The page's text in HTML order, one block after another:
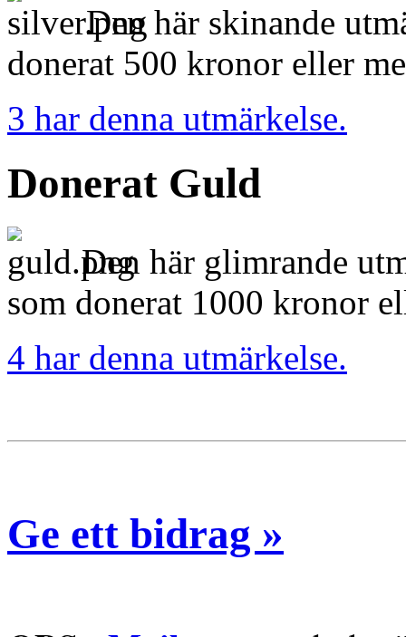
Den här skinande
donerat 500 kronor eller
3 har denna utmärkelse.
Donerat Guld
Den här glimrande
som donerat 1000 kronor
4 har denna utmärkelse.
Ge ett bidrag »